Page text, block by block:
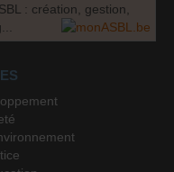
: création, gestion,